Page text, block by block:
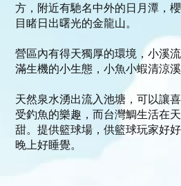
方，附近有馳名中外的日月潭，
目睹日出曙光的金龍山。
營區內有得天獨厚的環境，小溪
滿生機的小生態，小魚小蝦清涼溪
天然泉水湧出流入池塘，可以讓
受釣魚的樂趣，而台灣鯛生活在
甜。提供籃球場，供籃球玩家好
晚上好睡覺。